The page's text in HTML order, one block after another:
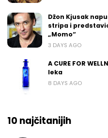
Džon Kjusak
stripa i
„Momo“
3 DAYS AGO
A CURE FOR
leka
8 DAYS AGO
10 najčitanijih